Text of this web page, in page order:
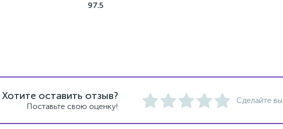
97.5
Хотите оставить отзыв?
Поставьте свою оценку!
Сделайте